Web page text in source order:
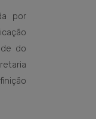
por
do